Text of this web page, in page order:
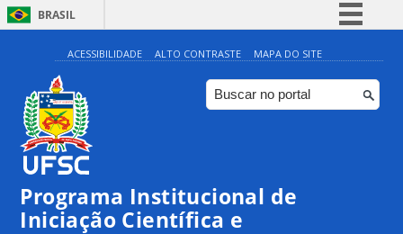
BRASIL
Simplifique!
Comunica BR
Participe
Canais
ACESSIBILIDADE ALTO CONTRASTE MAPA DO SITE
Programa Institucional de
Iniciação Científica e